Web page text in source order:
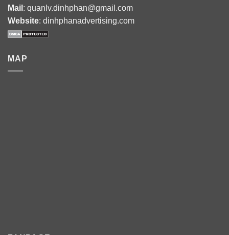
Mail : quanlv.dinhphan@gmail.com
Website: dinhphanadvertising.com
MAP